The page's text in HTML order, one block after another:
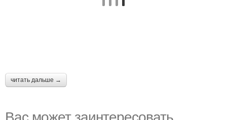
читать дальше →
Вас может заинтересовать